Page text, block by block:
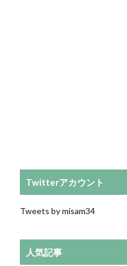
Twitterアカウント
Tweets by misam34
人気記事